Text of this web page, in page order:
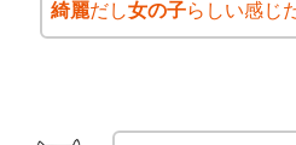
綺麗だし女の子らしい感じ